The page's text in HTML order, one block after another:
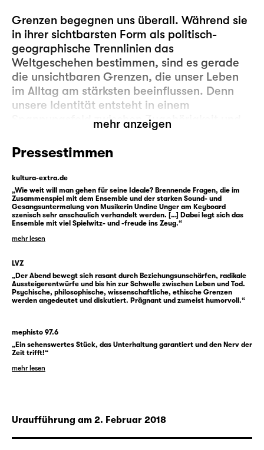
Grenzen begegnen uns überall. Während sie
in ihrer sichtbarsten Form als politisch-
geographische Trennlinien das
Weltgeschehen bestimmen, sind es gerade
die unsichtbaren Grenzen, die unser Leben
im Alltag am stärksten beeinflussen. Denn
unsere Identität entsteht in einem
Spannungsfeld zwischen Zugehörigkeit und
Abgrenzung. Dabei strukturieren Grenzen
unsere Denkräume und Lebenswirklichkeiten.
Gemeinsam mit Autor David Lindemann und
Regisseur Yves Hinrichs untersuchen
Mitglieder des Schauspielensembles und des
Jugendclubs „Sorry eh!“, welche Rolle
Grenzen in ihrem Leben spielen und
inwiefern diese ihre unterschiedlichen
Lebenserfahrungen beeinflussen, welche
Ängste und Sehnsüchte der Begriff bei ihnen
weckt.
Eine Stückentwicklung mit acht Spielerinnen
Grenzziehungen, Annäherungen,
Überschreitungen und dem Traum von
Durchlässigkeit.
Theaterjugendclub „Sorry, eh!“ leitet, dessen
mehr anzeigen
Pressestimmen
kultura-extra.de
„Wie weit will man gehen für seine Ideale? Brennende Fragen, die im
Zusammenspiel mit dem Ensemble und der starken Sound- und
Gesangsuntermalung von Musikerin Undine Unger am Keyboard
szenisch sehr anschaulich verhandelt werden. […] Dabei legt sich das
Ensemble mit viel Spielwitz- und -freude ins Zeug.“
mehr lesen
LVZ
„Der Abend bewegt sich rasant durch Beziehungsunschärfen, radikale
Aussteigerentwürfe und bis hin zur Schwelle zwischen Leben und Tod.
Psychische, philosophische, wissenschaftliche, ethische Grenzen
werden angedeutet und diskutiert. Prägnant und zumeist humorvoll.“
mephisto 97.6
„Ein sehenswertes Stück, das Unterhaltung garantiert und den Nerv der
Zeit trifft!“
mehr lesen
Uraufführung am 2. Februar 2018